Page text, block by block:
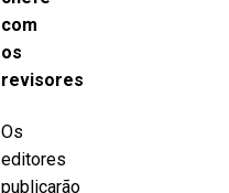
com
os
revisores
Os
editores
publicarão